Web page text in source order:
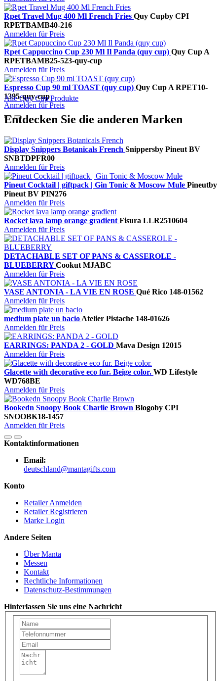
Rpet Travel Mug 400 Ml French Fries Quy Cupby CPI
RPETBAMB40-216
Anmelden für Preis
Rpet Cappuccino Cup 230 Ml Il Panda (quy cup) Quy Cup A
RPETBAMB25-523-quy-cup
Anmelden für Preis
Espresso Cup 90 ml TOAST (quy cup) Quy Cup A RPET10-
1395-quy-cup
Anmelden für Preis
Alle Quy Cup Produkte
Entdecken Sie die anderen Marken
Display Snippers Botanicals French Snippersby Pineut BV
SNBTDPFR00
Anmelden für Preis
Pineut Cocktail | giftpack | Gin Tonic & Moscow Mule Pineutby
Pineut BV PIN276
Anmelden für Preis
Rocket lava lamp orange gradient Fisura LLR2510604
Anmelden für Preis
DETACHABLE SET OF PANS & CASSEROLE -
BLUEBERRYCookut MJABC
Anmelden für Preis
VASE ANTONIA - LA VIE EN ROSE Qué Rico 148-01562
Anmelden für Preis
medium plate un bacio Atelier Pistache 148-01626
Anmelden für Preis
EARRINGS: PANDA 2 - GOLD Mava Design 12015
Anmelden für Preis
Glacette with decorative eco fur. Beige color. WD Lifestyle
WD768BE
Anmelden für Preis
Bookedn Snoopy Book Charlie Brown Blogoby CPI
SNOOBK18-1457
Anmelden für Preis
Kontaktinformationen
Email:
deutschland@mantagifts.com
Konto
Retailer Anmelden
Retailer Registrieren
Marke Login
Andere Seiten
Über Manta
Messen
Kontakt
Rechtliche Informationen
Datenschutz-Bestimmungen
Hinterlassen Sie uns eine Nachricht